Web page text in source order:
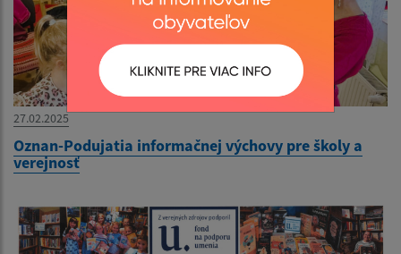
27.02.2025
Oznan-Podujatia informačnej výchovy pre školy a
verejnosť